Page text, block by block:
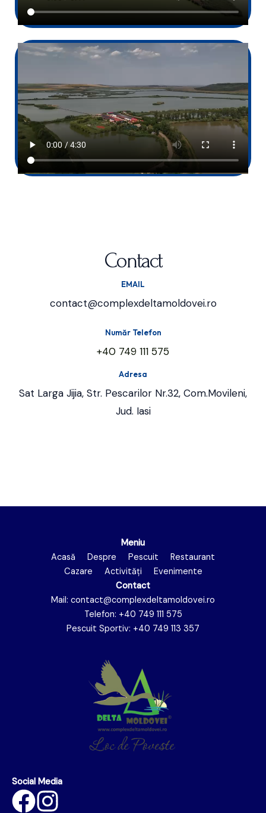
Contact
EMAIL
contact@complexdeltamoldovei.ro
Număr Telefon
+40 749 111 575
Adresa
Sat Larga Jijia, Str. Pescarilor Nr.32, Com.Movileni,
Jud. Iasi
Meniu
Acasă Despre Pescuit Restaurant
Cazare Activități Evenimente
Contact
Mail: contact@complexdeltamoldovei.ro
Telefon: +40 749 111 575
Pescuit Sportiv: +40 749 113 357
Social Media